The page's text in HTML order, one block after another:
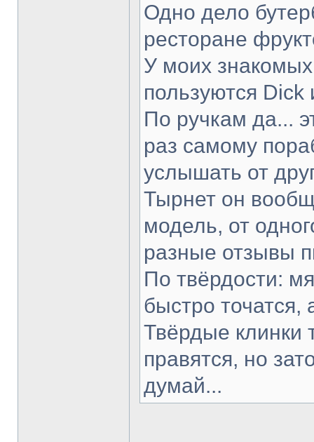
Одно дело
ресторане
У моих
пользуются Dick
По ручкам да...
раз самому
услышать от
Тырнет он
модель, от
разные отзывы
По твёрдости:
быстро точатся,
Твёрдые клинки
правятся, но
думай...